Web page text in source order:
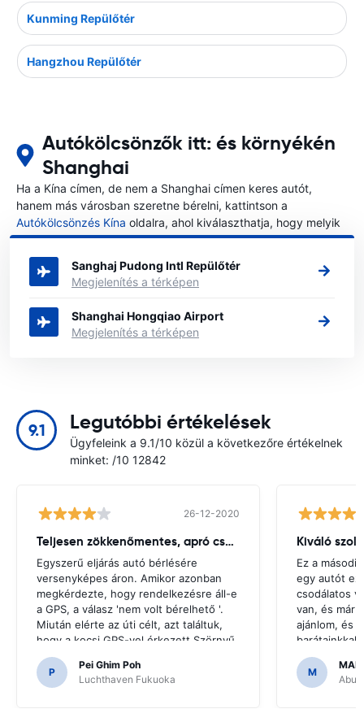
Kunming Repülőtér
Hangzhou Repülőtér
Autókölcsönzők itt: és környékén
Shanghai
Ha a Kína címen, de nem a Shanghai címen keres autót,
hanem más városban szeretne bérelni, kattintson a
Autókölcsönzés Kína oldalra, ahol kiválaszthatja, hogy melyik
városban szeretne autót bérelni a Kína címen.
Sanghaj Pudong Intl Repülőtér
Megjelenítés a térképen
Shanghai Hongqiao Airport
Megjelenítés a térképen
9.1 Legutóbbi értékelések
Ügyfeleink a 9.1/10 közül a következőre értékelnek
minket: /10 12842
26-12-2020
Teljesen zökkenőmentes, apró csuklás
Egyszerű eljárás autó bérlésére
versenyképes áron. Amikor azonban
megkérdezte, hogy rendelkezésre áll-e
a GPS, a válasz 'nem volt bérelhető '.
Miután elérte az úti célt, azt találtuk,
hogy a kocsi GPS-vel érkezett.Szörnyű
lenne, ha úgy döntöttünk, hogy olyan
GPS-t vásárolunk, amire szükség van a
japán utak navigálásához.
P
Pei Ghim Poh
Luchthaven Fukuoka
Kiváló
Ez a
egy autót
csodálatos
van, és már
ajánlom, és
barátainkkal
hogy
M
Abu